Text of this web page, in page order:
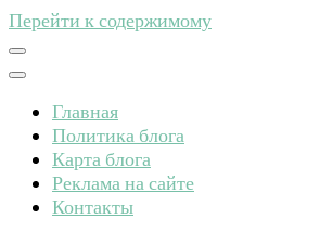
Перейти к содержимому
Главная
Политика блога
Карта блога
Реклама на сайте
Контакты